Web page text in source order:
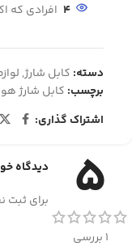
4 افرادی که
دسته: کابل شارژ,
برچسب: کابل شارژ
اشتراک گذاری:
5
1 بررسی
دیدگاه
برای ثبت